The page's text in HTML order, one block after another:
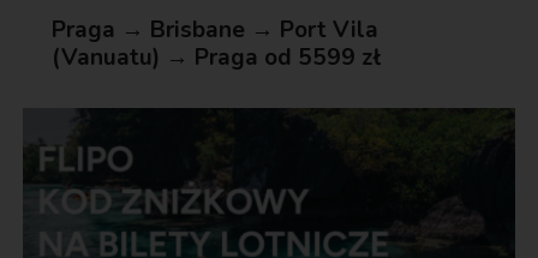
Praga → Brisbane → Port Vila
(Vanuatu) → Praga od 5599 zł